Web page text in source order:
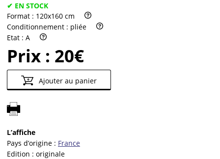
✔ EN STOCK
Format : 120x160 cm
Conditionnement : pliée
Etat : A
Prix : 20€
Ajouter au panier
L’affiche
Pays d’origine : France
Edition : originale